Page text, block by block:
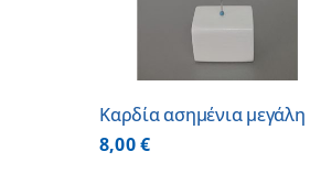
Καρδία ασημένια μεγάλη
8,00€